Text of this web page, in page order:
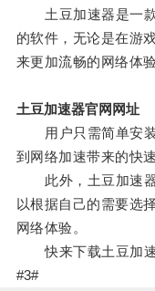
土豆加速器是一款
的软件，无论是在游
来更加流畅的网络体验
土豆加速器官网网址
用户只需简单安装
到网络加速带来的快
此外，土豆加速器
以根据自己的需要选
网络体验。
快来下载土豆加速
#3#